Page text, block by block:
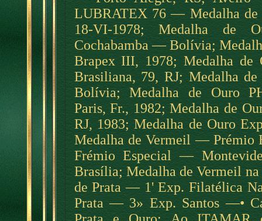
LUBRATEX 76 — Medalha
18-VI-1978; Medalha de
Cochabamba — Bolívia;
Brapex III, 1978; Medalha
Brasiliana, 79, RJ; Medalha
Bolívia; Medalha de Ouro
Paris, Fr., 1982; Medalha de
RJ, 1983; Medalha de Ouro
Medalha de Vermeil — Prémio
Frémio Especial —
Brasília; Medalha de Vermeil
de Prata — 1' Exp. Filatélica
Prata — 3» Exp. Santos —•